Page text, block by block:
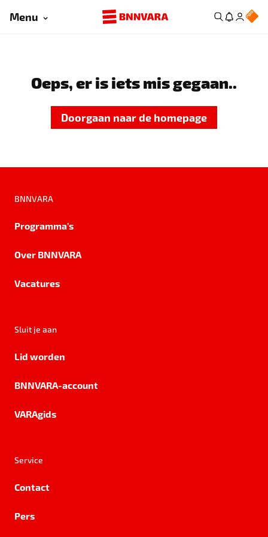
Menu
Oeps, er is iets mis gegaan..
Doorgaan naar de homepage
BNNVARA
Programma's
Over BNNVARA
Vacatures
Sluit je aan
Lid worden
BNNVARA-account
VARAgids
Service
Contact
Pers